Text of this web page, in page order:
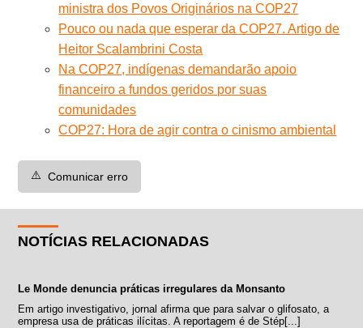
ministra dos Povos Originários na COP27
Pouco ou nada que esperar da COP27. Artigo de
Heitor Scalambrini Costa
Na COP27, indígenas demandarão apoio
financeiro a fundos geridos por suas
comunidades
COP27: Hora de agir contra o cinismo ambiental
⚠️ Comunicar erro
NOTÍCIAS RELACIONADAS
Le Monde denuncia práticas irregulares da Monsanto
Em artigo investigativo, jornal afirma que para salvar o glifosato, a
empresa usa de práticas ilícitas. A reportagem é de Stép[...]